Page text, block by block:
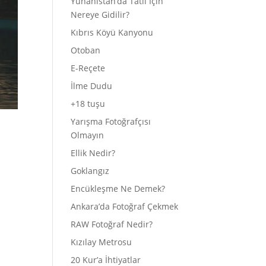
Nereye Gidilir?
Kıbrıs Köyü Kanyonu
Otoban
E-Reçete
İlme Dudu
+18 tuşu
Yarışma Fotoğrafçısı
Olmayın
Ellik Nedir?
Goklangız
Encükleşme Ne Demek?
Ankara’da Fotoğraf Çekmek
RAW Fotoğraf Nedir?
Kızılay Metrosu
20 Kur’a İhtiyatlar